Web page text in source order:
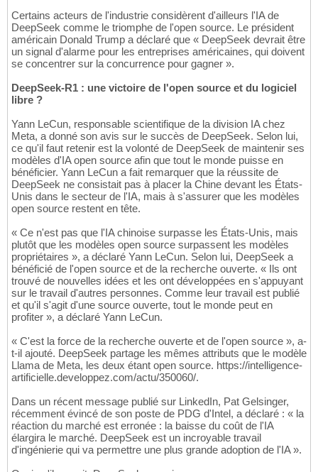
Certains acteurs de l'industrie considèrent d'ailleurs l'IA de
DeepSeek comme le triomphe de l'open source. Le président
américain Donald Trump a déclaré que « DeepSeek devrait être
un signal d'alarme pour les entreprises américaines, qui doivent
se concentrer sur la concurrence pour gagner ».
DeepSeek-R1 : une victoire de l'open source et du logiciel
libre ?
Yann LeCun, responsable scientifique de la division IA chez
Meta, a donné son avis sur le succès de DeepSeek. Selon lui,
ce qu'il faut retenir est la volonté de DeepSeek de maintenir ses
modèles d'IA open source afin que tout le monde puisse en
bénéficier. Yann LeCun a fait remarquer que la réussite de
DeepSeek ne consistait pas à placer la Chine devant les États-
Unis dans le secteur de l'IA, mais à s'assurer que les modèles
open source restent en tête.
« Ce n'est pas que l'IA chinoise surpasse les États-Unis, mais
plutôt que les modèles open source surpassent les modèles
propriétaires », a déclaré Yann LeCun. Selon lui, DeepSeek a
bénéficié de l'open source et de la recherche ouverte. « Ils ont
trouvé de nouvelles idées et les ont développées en s'appuyant
sur le travail d'autres personnes. Comme leur travail est publié
et qu'il s'agit d'une source ouverte, tout le monde peut en
profiter », a déclaré Yann LeCun.
« C'est la force de la recherche ouverte et de l'open source », a-
t-il ajouté. DeepSeek partage les mêmes attributs que le modèle
Llama de Meta, les deux étant open source. https://intelligence-
artificielle.developpez.com/actu/350060/.
Dans un récent message publié sur LinkedIn, Pat Gelsinger,
récemment évincé de son poste de PDG d'Intel, a déclaré : « la
réaction du marché est erronée : la baisse du coût de l'IA
élargira le marché. DeepSeek est un incroyable travail
d'ingénierie qui va permettre une plus grande adoption de l'IA ».